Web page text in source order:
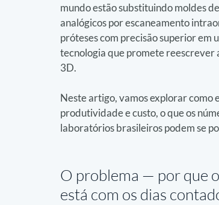
mundo estão substituindo moldes
analógicos por escaneamento
próteses com precisão superior em
tecnologia que promete reescrever
3D.
Neste artigo, vamos explorar como
produtividade e custo, o que os
laboratórios brasileiros podem se
O problema — por que
está com os dias